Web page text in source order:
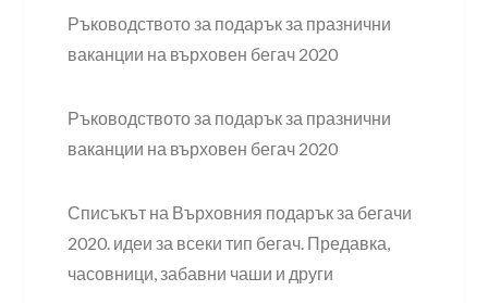
Ръководството за подарък за празнични
ваканции на върховен бегач 2020
Ръководството за подарък за празнични
ваканции на върховен бегач 2020
Списъкът на Върховния подарък за бегачи
2020. идеи за всеки тип бегач. Предавка,
часовници, забавни чаши и други